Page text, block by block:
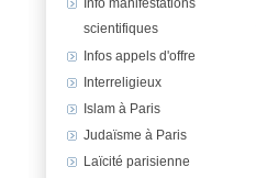
Info manifestations
scientifiques
Infos appels d'offre
Interreligieux
Islam à Paris
Judaïsme à Paris
Laïcité parisienne